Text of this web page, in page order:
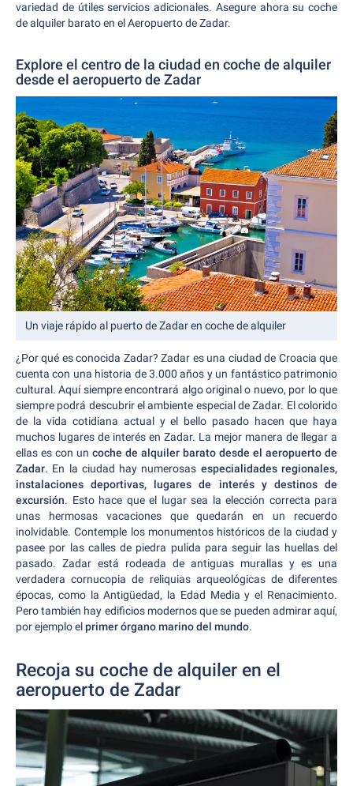
variedad de útiles servicios adicionales. Asegure ahora su coche
de alquiler barato en el Aeropuerto de Zadar.
Explore el centro de la ciudad en coche de alquiler
desde el aeropuerto de Zadar
Un viaje rápido al puerto de Zadar en coche de alquiler
¿Por qué es conocida Zadar? Zadar es una ciudad de Croacia que
cuenta con una historia de 3.000 años y un fantástico patrimonio
cultural. Aquí siempre encontrará algo original o nuevo, por lo que
siempre podrá descubrir el ambiente especial de Zadar. El colorido
de la vida cotidiana actual y el bello pasado hacen que haya
muchos lugares de interés en Zadar. La mejor manera de llegar a
ellas es con un coche de alquiler barato desde el aeropuerto de
Zadar. En la ciudad hay numerosas especialidades regionales,
instalaciones deportivas, lugares de interés y destinos de
excursión. Esto hace que el lugar sea la elección correcta para
unas hermosas vacaciones que quedarán en un recuerdo
inolvidable. Contemple los monumentos históricos de la ciudad y
pasee por las calles de piedra pulida para seguir las huellas del
pasado. Zadar está rodeada de antiguas murallas y es una
verdadera cornucopia de reliquias arqueológicas de diferentes
épocas, como la Antigüedad, la Edad Media y el Renacimiento.
Pero también hay edificios modernos que se pueden admirar aquí,
por ejemplo elprimer órgano marino del mundo.
Recoja su coche de alquiler en el
aeropuerto de Zadar